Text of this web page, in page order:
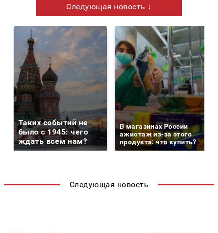
Следующая новость ↓
Таких событий не
было с 1945: чего
ждать всем нам?
В магазинах России
ажиотаж из-за этого
продукта: что купить?
Следующая новость